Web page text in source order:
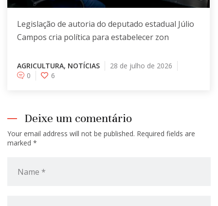
Legislação de autoria do deputado estadual Júlio
Campos cria política para estabelecer zon
AGRICULTURA, NOTÍCIAS
28 de julho de 2026
0
6
Deixe um comentário
Your email address will not be published. Required fields are
marked *